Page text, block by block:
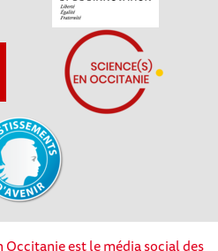
est le média social des